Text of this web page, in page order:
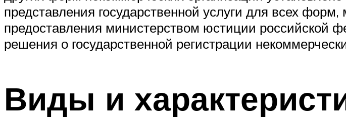
представления государственной услуги для всех
предоставления министерством юстиции российской
решения о государственной регистрации
Виды и